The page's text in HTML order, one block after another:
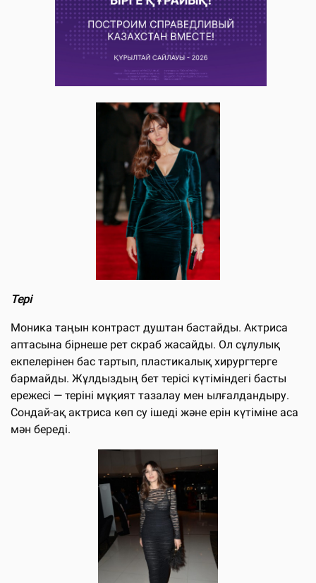
Тері
Моника таңын контраст душтан бастайды. Актриса
аптасына бірнеше рет скраб жасайды. Ол сұлулық
екпелерінен бас тартып, пластикалық хирургтерге
бармайды. Жұлдыздың бет терісі күтіміндегі басты
ережесі — теріні мұқият тазалау мен ылғалдандыру.
Сондай-ақ актриса көп су ішеді және ерін күтіміне аса
мән береді.